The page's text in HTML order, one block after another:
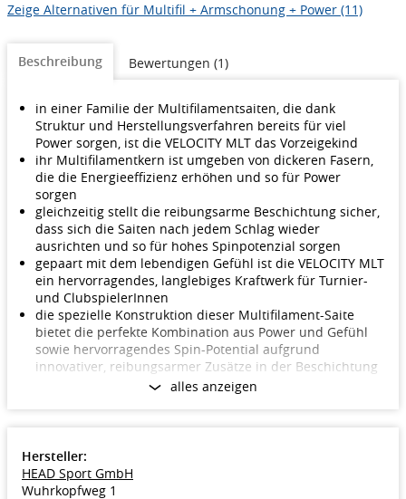
Zeige Alternativen für Multifil + Armschonung + Power (11)
Beschreibung Bewertungen (1)
in einer Familie der Multifilamentsaiten, die dank
Struktur und Herstellungsverfahren bereits für viel
Power sorgen, ist die VELOCITY MLT das Vorzeigekind
ihr Multifilamentkern ist umgeben von dickeren Fasern,
die die Energieeffizienz erhöhen und so für Power
sorgen
gleichzeitig stellt die reibungsarme Beschichtung sicher,
dass sich die Saiten nach jedem Schlag wieder
ausrichten und so für hohes Spinpotenzial sorgen
gepaart mit dem lebendigen Gefühl ist die VELOCITY MLT
ein hervorragendes, langlebiges Kraftwerk für Turnier-
und ClubspielerInnen
die spezielle Konstruktion dieser Multifilament-Saite
bietet die perfekte Kombination aus Power und Gefühl
sowie hervorragendes Spin-Potential aufgrund
innovativer, reibungsarmer Zusätze in der Beschichtung
Merkmale
Haupteigenschaft: Armschonung, Spielgefühl/Touch
Nebeneigenschaft: Power, Kontrolle
alles anzeigen
Hersteller:
HEAD Sport GmbH
Wuhrkopfweg 1